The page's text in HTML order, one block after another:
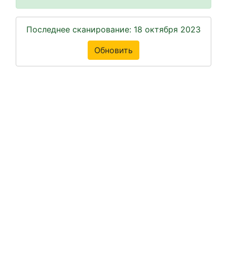
Последнее сканирование: 18 октября 2023
Обновить